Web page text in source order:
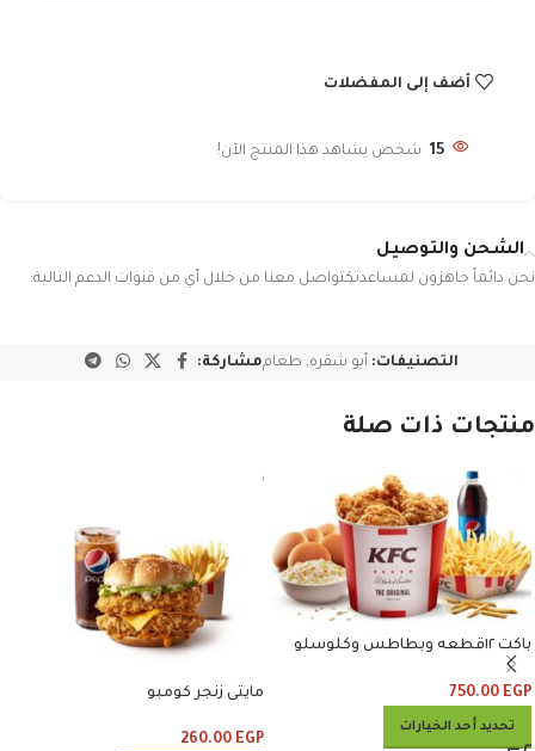
أضف إلى المفضلات
15 شخص يشاهد هذا المنتج الآن!
الشحن والتوصيل
نحن دائماً جاهزون لمساعدتكتواصل معنا من خلال أي من قنوات الدعم التالية:
التصنيفات: أبو شقره, طعاممشاركة:
منتجات ذات صلة
باكت ١٢قطعه وبطاطس وكلوسلو
وبيبسي
750.00 EGP
تحديد أحد الخيارات
مايتى زنجر كومبو
260.00 EGP